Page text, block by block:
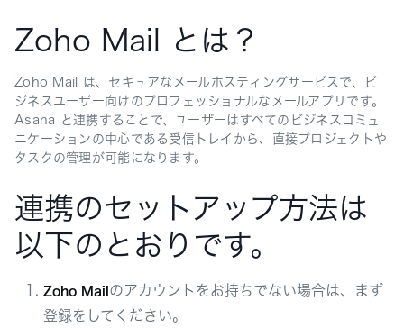
Zoho Mail とは？
Zoho Mail は、セキュアなメールホスティングサービスで、ビ
ジネスユーザー向けのプロフェッショナルなメールアプリです。
Asana と連携することで、ユーザーはすべてのビジネスコミュ
ニケーションの中心である受信トレイから、直接プロジェクトや
タスクの管理が可能になります。
連携のセットアップ方法は
以下のとおりです。
Zoho Mail のアカウントをお持ちでない場合は、まず
登録をしてください。